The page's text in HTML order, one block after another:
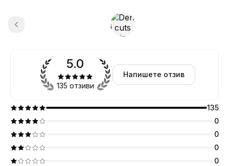
5.0
135 отзиви
Напишете отзив
135
0
0
0
0